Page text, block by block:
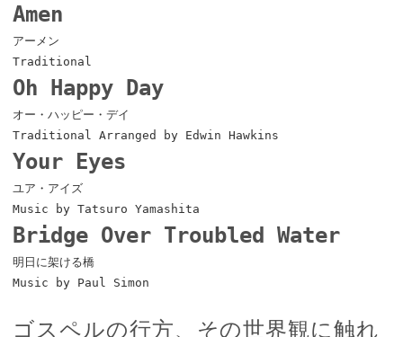
Amen
アーメン
Traditional
Oh Happy Day
オー・ハッピー・デイ
Traditional Arranged by Edwin Hawkins
Your Eyes
ユア・アイズ
Music by Tatsuro Yamashita
Bridge Over Troubled Water
明日に架ける橋
Music by Paul Simon
ゴスペルの行方、その世界観に触れ